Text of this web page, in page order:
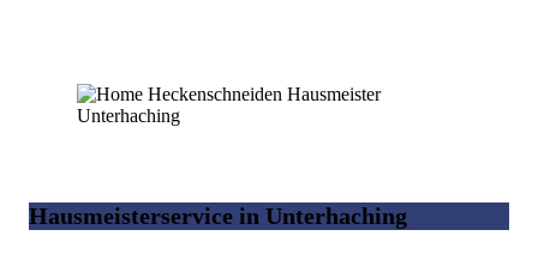
Hausmeisterservice in Unterhaching